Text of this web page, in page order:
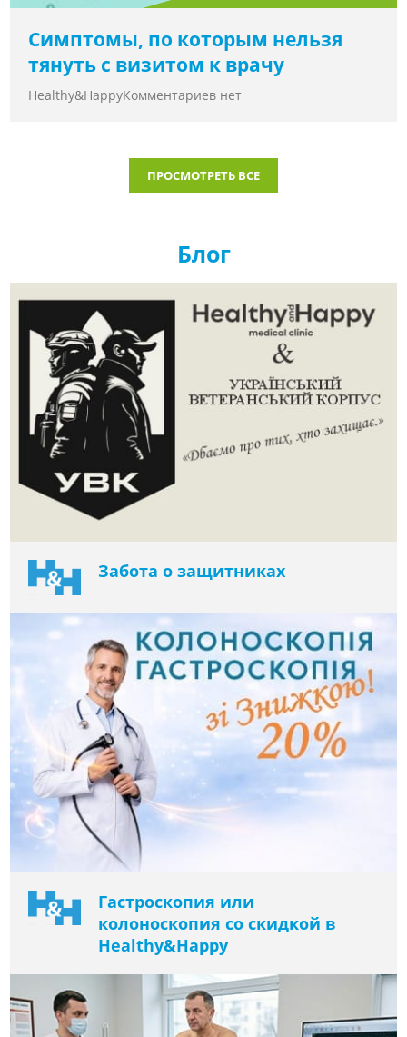
Симптомы, по которым нельзя
тянуть с визитом к врачу
Healthy&HappyКомментариев нет
ПРОСМОТРЕТЬ ВСЕ
Блог
Забота о защитниках
Гастроскопия или
колоноскопия со скидкой в ​​
Healthy&Happy